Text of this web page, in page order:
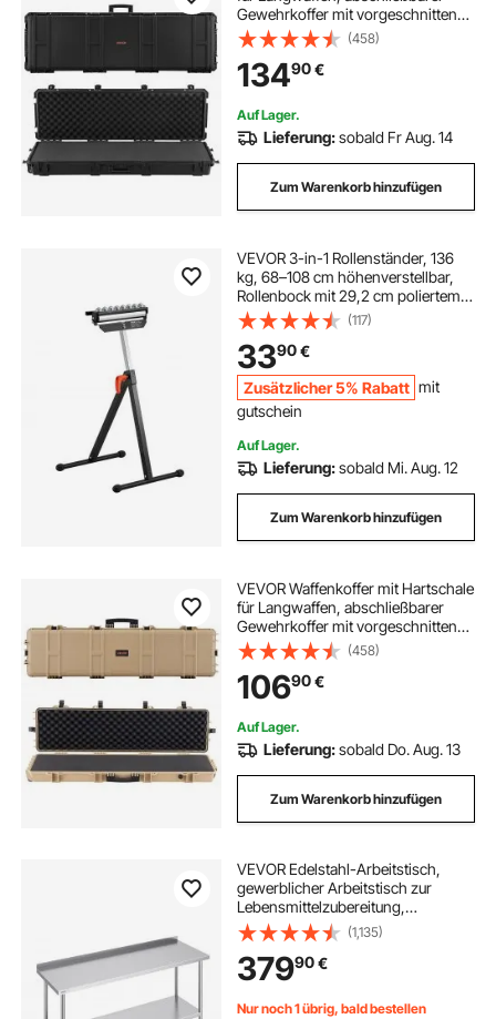
Gewehrkoffer mit vorgeschnittenen
Schaumstoffen, Langwaffenkoffer
Waffenaufbewahrung rollbar IP67
wasserfest, 139,1 x 43,5 x 18,8 cm
Schwarz
(458)
13490€
Auf Lager.
Lieferung:sobald Fr Aug. 14
Zum Warenkorb hinzufügen
VEVOR 3-in-1 Rollenständer, 136
kg, 68–108 cm höhenverstellbar,
Rollenbock mit 29,2 cm poliertem,
multidirektionalem Rollenkopf, für
Tischkreissägen-Auslauf,
Holzbearbeitungs-
Verlängerungsstütze
(117)
3390€
Zusätzlicher 5% Rabatt mit
gutschein
Auf Lager.
Lieferung:sobald Mi. Aug. 12
Zum Warenkorb hinzufügen
VEVOR Waffenkoffer mit Hartschale
für Langwaffen, abschließbarer
Gewehrkoffer mit vorgeschnittenen
Schaumstoffen, Langwaffenkoffer
Waffenaufbewahrung rollbar IP67
wasserfest, 138 x 38,5 x 16,5 cm
Khaki
(458)
10690€
Auf Lager.
Lieferung:sobald Do. Aug. 13
Zum Warenkorb hinzufügen
VEVOR Edelstahl-Arbeitstisch,
gewerblicher Arbeitstisch zur
Lebensmittelzubereitung,
Arbeitstisch aus Metall mit
einstellbarer Höhe für Restaurant,
Zuhause und Hotel 610 x 1829 x 914
mm
(1,135)
37990€
Nur noch 1 übrig, bald bestellen